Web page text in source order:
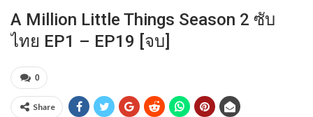
A Million Little Things Season 2 ซับ
ไทย EP1 – EP19 [จบ]
0
Share